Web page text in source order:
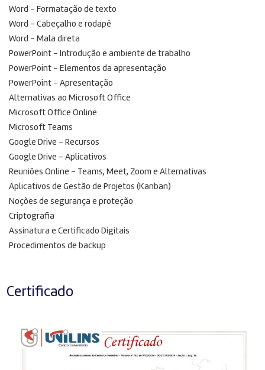
Word – Formatação de texto
Word – Cabeçalho e rodapé
Word – Mala direta
PowerPoint – Introdução e ambiente de trabalho
PowerPoint – Elementos da apresentação
PowerPoint – Apresentação
Alternativas ao Microsoft Office
Microsoft Office Online
Microsoft Teams
Google Drive – Recursos
Google Drive – Aplicativos
Reuniões Online – Teams, Meet, Zoom e Alternativas
Aplicativos de Gestão de Projetos (Kanban)
Noções de segurança e proteção
Criptografia
Assinatura e Certificado Digitais
Procedimentos de backup
Certificado